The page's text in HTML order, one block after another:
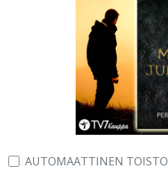
AUTOMAATTINEN TOISTO